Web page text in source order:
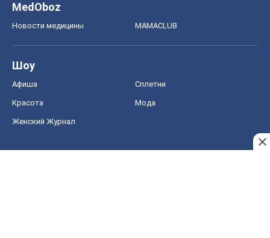
MedOboz
Новости медицины MAMACLUB
Шоу
Афиша Сплетни
Красота Мода
Женский Журнал